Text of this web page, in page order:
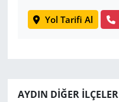
Yol Tarifi Al
AYDIN DIĞER İLÇELER